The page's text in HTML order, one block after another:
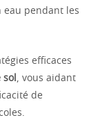
pendant les
efficaces
, vous aidant
de